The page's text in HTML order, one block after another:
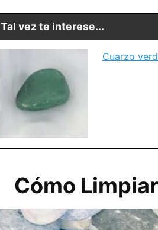
Tal vez te interese...
Cuarzo
Cómo